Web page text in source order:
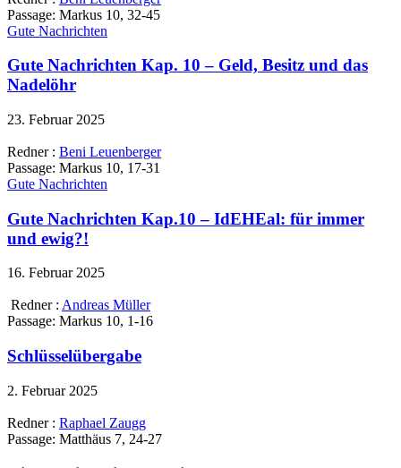
Passage: Markus 10, 32-45
Gute Nachrichten
Gute Nachrichten Kap. 10 – Geld, Besitz und das
Nadelöhr
23. Februar 2025
Redner : Beni Leuenberger
Passage: Markus 10, 17-31
Gute Nachrichten
Gute Nachrichten Kap.10 – IdEHEal: für immer
und ewig?!
16. Februar 2025
Redner : Andreas Müller
Passage: Markus 10, 1-16
Schlüsselübergabe
2. Februar 2025
Redner : Raphael Zaugg
Passage: Matthäus 7, 24-27